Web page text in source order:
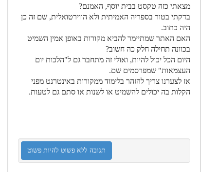
מצאתי כזה טקסט בבית יוסף, האמנם?
בדקתי בטור בספריה האמיתית ולא הווירטואלית, שם זה כן
היה כתוב.
האם האתר שמתיימר להביא מקורות באופן אמין השמיט
בכוונה תחילה חלק כה חשוב?
היום הכל יכול להיות, ואולי זה מתחבר גם ל"הלכות יום
העצמאות" שמפרסמים שם.
אז לצערנו צריך להזהר בלימוד ממקורות באינטרנט מפני
הקלות בה יכולים להשמיט או לשנות או סתם גם לטעות.
תגובה ללא פשוט להיות פשוט